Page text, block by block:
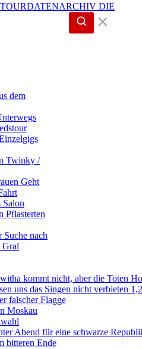
DIE
✕
dem
Twinky /
Geht
Salon
Pflasterten
Suche nach
Gral
kommt nicht, aber die Toten
uns das Singen nicht verbieten
falscher Flagge
Moskau
Abend für eine schwarze
bitteren Ende